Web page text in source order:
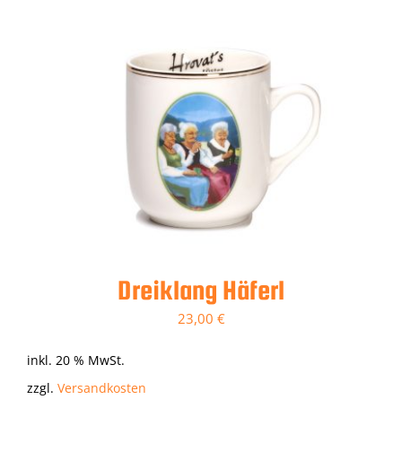
Dreiklang Häferl
23,00 €
inkl. 20 % MwSt.
zzgl. Versandkosten